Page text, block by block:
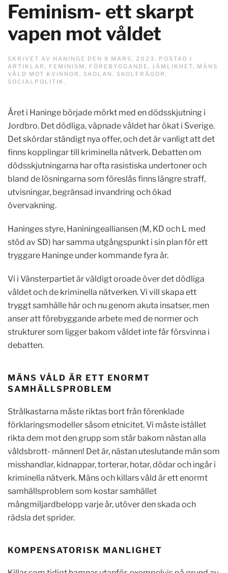
Feminism- ett skarpt
vapen mot våldet
SKRIVET AV HANINGE DEN 8 MARS, 2023. POSTAD I
ARTIKLAR , FEMINISM , FÖREBYGGANDE, JÄMLIKHET, MÄNS
VÅLD MOT KVINNOR , SKOLAN, SKOLFRÅGOR ,
SOCIALPOLITIK .
Året i Haninge började mörkt med en dödsskjutning i
Jordbro. Det dödliga, väpnade våldet har ökat i Sverige.
Det skördar ständigt nya offer, och det är vanligt att det
finns kopplingar till kriminella nätverk. Debatten om
dödsskjutningarna har ofta rasistiska undertoner och
bland de lösningarna som föreslås finns längre straff,
utvisningar, begränsad invandring och ökad
övervakning.
Haninges styre, Haniningealliansen (M, KD och L med
stöd av SD) har samma utgångspunkt i sin plan för ett
tryggare Haninge under kommande fyra år.
Vi i Vänsterpartiet är väldigt oroade över det dödliga
våldet och de kriminella nätverken. Vi vill skapa ett
tryggt samhälle här och nu genom akuta insatser, men
anser att förebyggande arbete med de normer och
strukturer som ligger bakom våldet inte får försvinna i
debatten.
MÄNS VÅLD ÄR ETT ENORMT
SAMHÄLLSPROBLEM
Strålkastarna måste riktas bort från förenklade
förklaringsmodeller såsom etnicitet. Vi måste istället
rikta dem mot den grupp som står bakom nästan alla
våldsbrott- männen! Det är, nästan uteslutande män som
misshandlar, kidnappar, torterar, hotar, dödar och ingår i
kriminella nätverk. Mäns och killars våld är ett enormt
samhällsproblem som kostar samhället
mångmiljardbelopp varje år, utöver den skada och
rädsla det sprider.
KOMPENSATORISK MANLIGHET